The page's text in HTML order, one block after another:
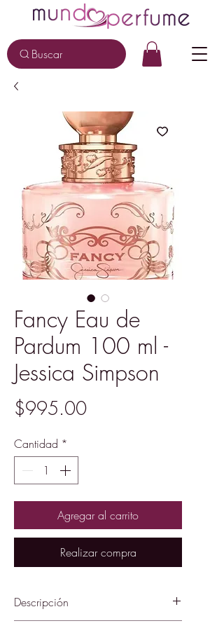
Buscar
Fancy Eau de
Pardum 100 ml -
Jessica Simpson
$995.00Precio
Cantidad *
Agregar al carrito
Realizar compra
Descripción